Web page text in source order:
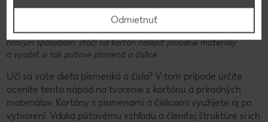
Tento kreatívny nápad pomôže deťom naučiť sa písmená a čísla
hravým spôsobom: stačí na kartón nalepiť prírodné materiály
a vyrobiť si tak pútavé písmená a číslice.
Učí sa vaše dieťa písmenká a čísla? V tom prípade určite
oceníte tento nápad na tvorenie z kartónu a prírodných
materiálov. Kartóny s písmenami a číslicami využijete aj po
vytvorení. Vďaka pútavému vzhľadu a členitej štruktúre si ich
Odmietnuť